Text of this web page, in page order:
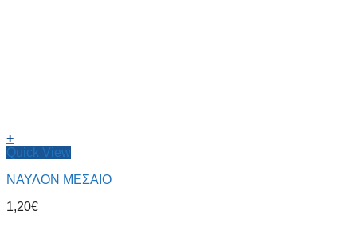
+
Quick View
ΝΑΥΛΟΝ ΜΕΣΑΙΟ
1,20€